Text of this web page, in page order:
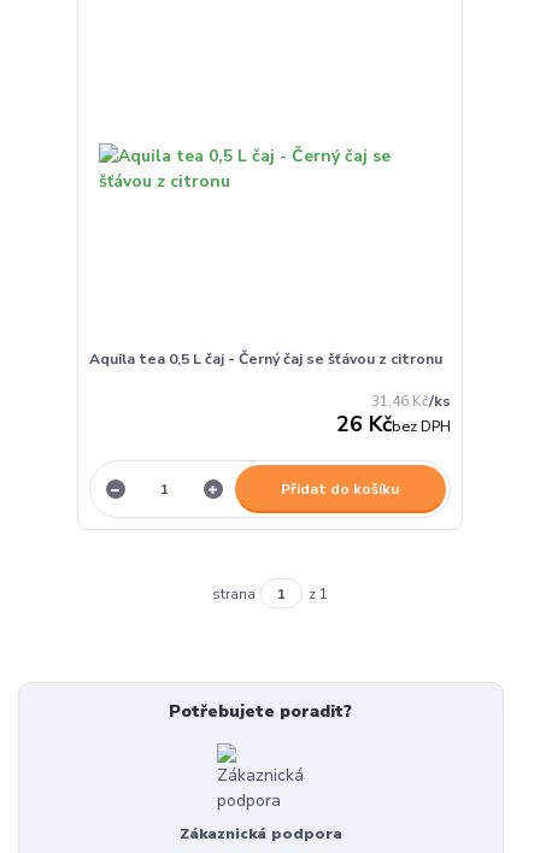
Aquila tea 0,5 L čaj - Černý čaj se šťávou z citronu
31,46 Kč/ks
26 Kčbez DPH
Přidat do košíku
strana z 1
Potřebujete poradit?
Zákaznická podpora